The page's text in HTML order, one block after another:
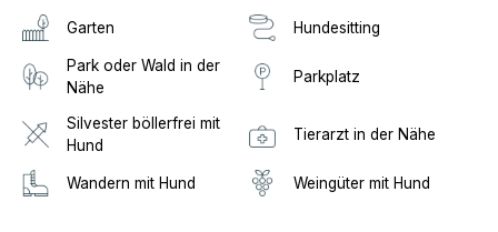
Garten Hundesitting
Park oder Wald in der
Nähe
Parkplatz
Silvester böllerfrei mit
Hund
Tierarzt in der Nähe
Wandern mit Hund Weingüter mit Hund